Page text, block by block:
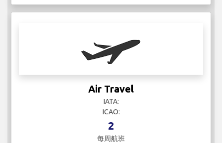
Air Travel
IATA:
ICAO:
2
每周航班